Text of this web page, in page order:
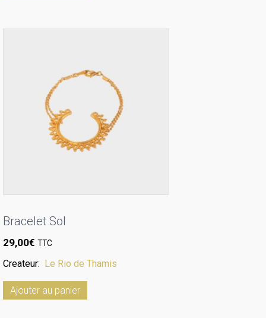
Bracelet Sol
29,00€ TTC
Createur: Le Rio de Thamis
Ajouter au panier